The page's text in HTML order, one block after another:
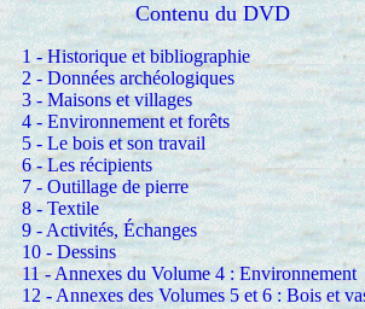
Contenu du DVD
1 - Historique et bibliographie
2 - Données archéologiques
3 - Maisons et villages
4 - Environnement et forêts
5 - Le bois et son travail
6 - Les récipients
7 - Outillage de pierre
8 - Textile
9 - Activités, Échanges
10 - Dessins
11 - Annexes du Volume 4 : Environnement
12 - Annexes des Volumes 5 et 6 : Bois et